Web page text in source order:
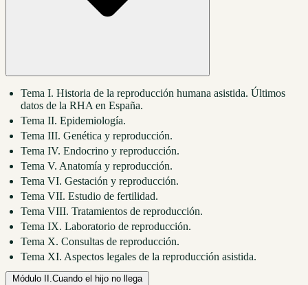
Tema I. Historia de la reproducción humana asistida. Últimos
datos de la RHA en España.
Tema II. Epidemiología.
Tema III. Genética y reproducción.
Tema IV. Endocrino y reproducción.
Tema V. Anatomía y reproducción.
Tema VI. Gestación y reproducción.
Tema VII. Estudio de fertilidad.
Tema VIII. Tratamientos de reproducción.
Tema IX. Laboratorio de reproducción.
Tema X. Consultas de reproducción.
Tema XI. Aspectos legales de la reproducción asistida.
Módulo II. Cuando el hijo no llega